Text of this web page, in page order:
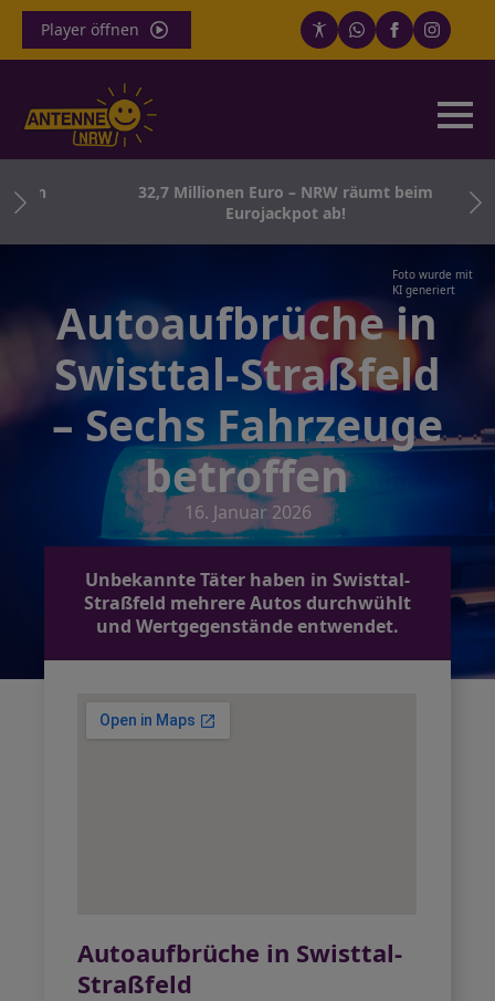
Player öffnen
32,7 Millionen Euro – NRW räumt beim
Eurojackpot ab!
Foto wurde mit
KI generiert
Autoaufbrüche in
Swisttal-Straßfeld
– Sechs Fahrzeuge
betroffen
16. Januar 2026
Unbekannte Täter haben in Swisttal-
Straßfeld mehrere Autos durchwühlt
und Wertgegenstände entwendet.
Autoaufbrüche in Swisttal-
Straßfeld